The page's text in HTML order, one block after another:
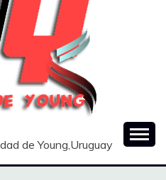
de Young,Uruguay